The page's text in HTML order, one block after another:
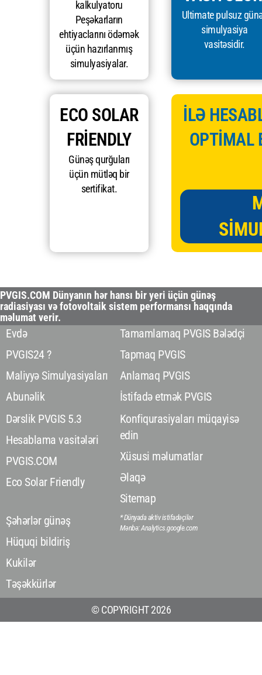
kalkulyatoru
Peşəkarların
ehtiyaclarını ödəmək
üçün hazırlanmış
simulyasiyalar.
Ultimate pulsuz
simulyasiya
vasitəsidir.
ECO SOLAR
FRIENDLY
Günəş qurğuları
üçün mütləq bir
sertifikat.
İLƏ
OPTİMAL
PVGIS.COM Dünyanın hər hansı bir yeri üçün günəş
radiasiyası və fotovoltaik sistem performansı haqqında
məlumat verir.
Evdə
PVGIS24 ?
Maliyyə Simulyasiyaları
Abunəlik
Dərslik PVGIS 5.3
Hesablama vasitələri
PVGIS.COM
Eco Solar Friendly
Şəhərlər günəş
Hüquqi bildiriş
Kukilər
Təşəkkürlər
Tamamlamaq PVGIS Bələdçi
Tapmaq PVGIS
Anlamaq PVGIS
İstifadə etmək PVGIS
Konfiqurasiyaları müqayisə
edin
Xüsusi məlumatlar
Əlaqə
Sitemap
* Dünyada aktiv istifadəçilər
Mənbə: Analytics.google.com
© COPYRIGHT 2026